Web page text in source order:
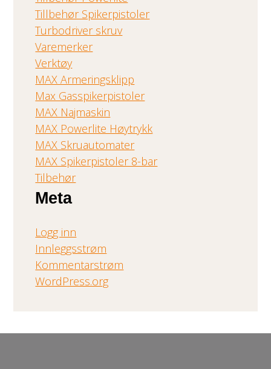
Tillbehør Spikerpistoler
Turbodriver skruv
Varemerker
Verktøy
MAX Armeringsklipp
Max Gasspikerpistoler
MAX Najmaskin
MAX Powerlite Høytrykk
MAX Skruautomater
MAX Spikerpistoler 8-bar
Tilbehør
Meta
Logg inn
Innleggsstrøm
Kommentarstrøm
WordPress.org